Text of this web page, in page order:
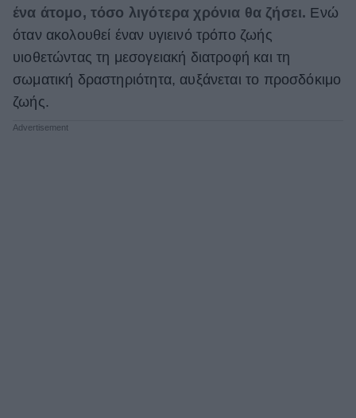
ένα άτομο, τόσο λιγότερα χρόνια θα ζήσει. Ενώ
όταν ακολουθεί έναν υγιεινό τρόπο ζωής
υιοθετώντας τη μεσογειακή διατροφή και τη
σωματική δραστηριότητα, αυξάνεται το προσδόκιμο
ζωής.